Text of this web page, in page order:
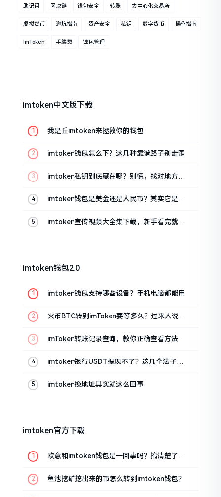
助记词 区块链 钱包安全 转账 去中心化交易所
虚拟货币 避坑指南 资产安全 私钥 数字货币 操作指南
ImToken 手续费 钱包管理
imtoken中文版下载
我是丘imtoken来拯救你的钱包
imtoken钱包怎么下？这几种靠谱路子别走歪
imtoken私钥到底藏在哪？别慌，找对地方才
imtoken钱包是美金还是人民币？其实它是个
imtoken宣传视频大全集下载，新手看完就懂
imtoken钱包2.0
imtoken钱包支持哪些设备？手机电脑都能用
火币BTC转到imToken要等多久？过来人说说
imToken转账记录查询，教你正确查看方法
imtoken银行USDT提现不了？这几个法子能
imtoken换地址其实就这么回事
imtoken官方下载
欧意和imtoken钱包是一回事吗？搞清楚了再
鱼池挖矿挖出来的币怎么转到imtoken钱包？